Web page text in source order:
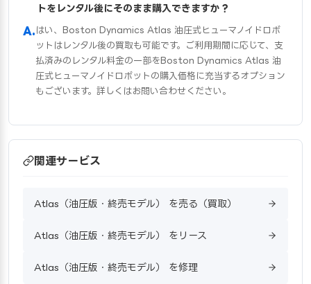
トをレンタル後にそのまま購入できますか？
はい、Boston Dynamics Atlas 油圧式ヒューマノイドロボ
ットはレンタル後の買取も可能です。ご利用期間に応じて、支
払済みのレンタル料金の一部をBoston Dynamics Atlas 油
圧式ヒューマノイドロボットの購入価格に充当するオプション
もございます。詳しくはお問い合わせください。
関連サービス
Atlas（油圧版・終売モデル） を売る（買取）
Atlas（油圧版・終売モデル） をリース
Atlas（油圧版・終売モデル） を修理